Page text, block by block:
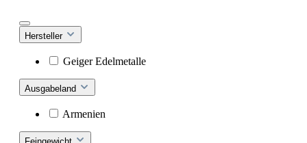
Hersteller
Geiger Edelmetalle
Ausgabeland
Armenien
Feingewicht